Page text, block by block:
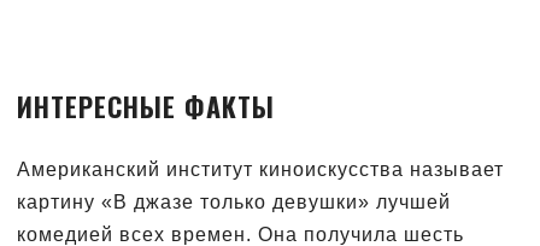
ИНТЕРЕСНЫЕ ФАКТЫ
Американский институт киноискусства называет
картину «В джазе только девушки» лучшей
комедией всех времен. Она получила шесть